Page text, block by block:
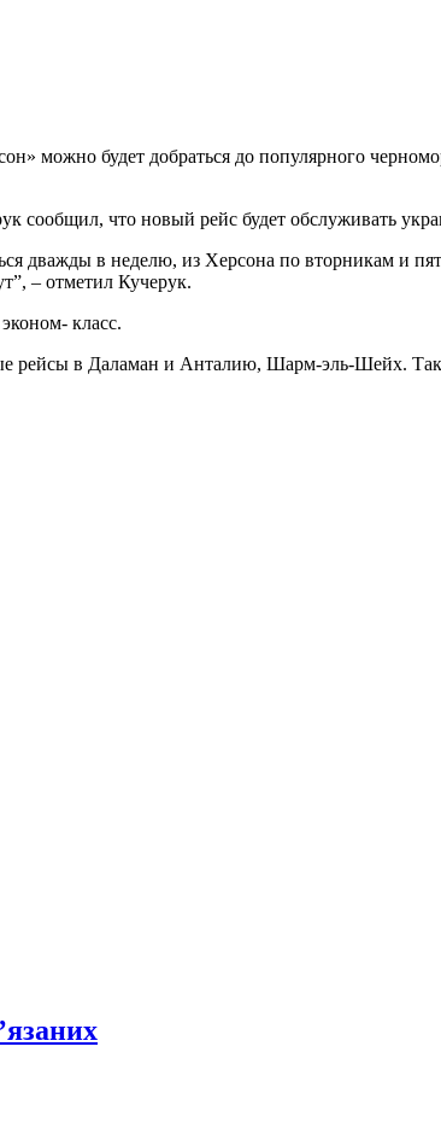
можно будет добраться до популярного
что новый рейс будет обслуживать
дважды в неделю, из Херсона по вторникам и
– отметил Кучерук.
класс.
рейсы в Даламан и Анталию, Шарм-эль-Шейх.